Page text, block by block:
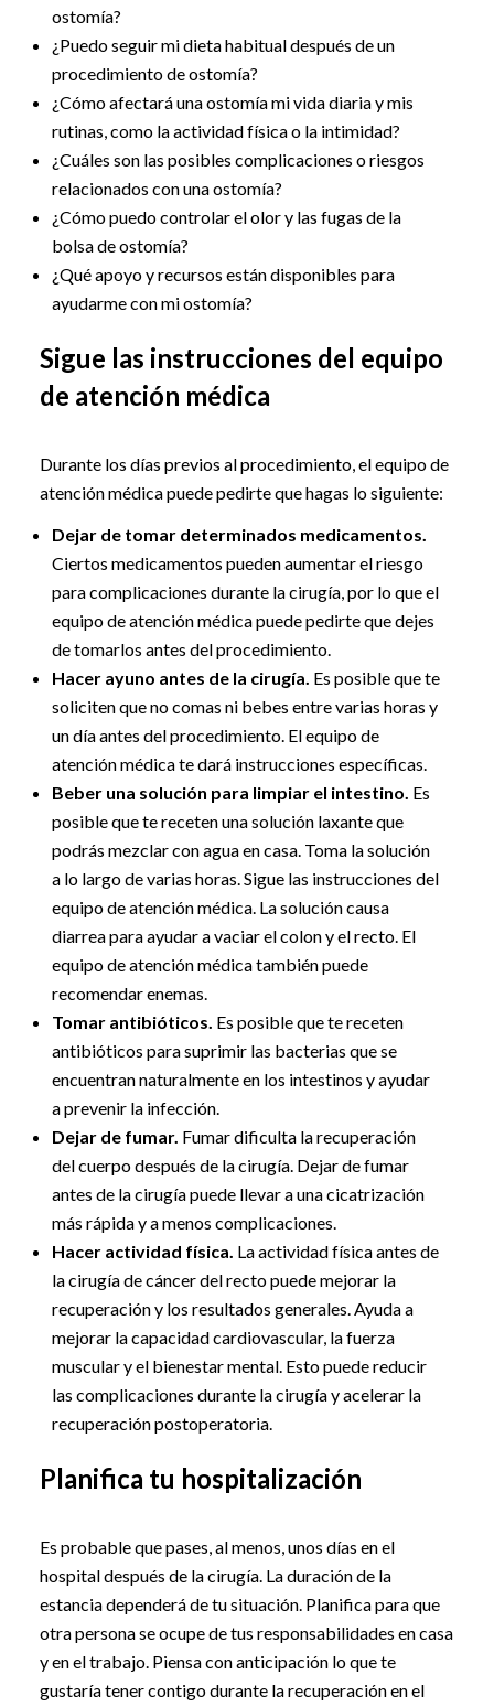
ostomía?
¿Puedo seguir mi dieta habitual después de un
procedimiento de ostomía?
¿Cómo afectará una ostomía mi vida diaria y mis
rutinas, como la actividad física o la intimidad?
¿Cuáles son las posibles complicaciones o riesgos
relacionados con una ostomía?
¿Cómo puedo controlar el olor y las fugas de la
bolsa de ostomía?
¿Qué apoyo y recursos están disponibles para
ayudarme con mi ostomía?
Sigue las instrucciones del equipo
de atención médica
Durante los días previos al procedimiento, el equipo de
atención médica puede pedirte que hagas lo siguiente:
Dejar de tomar determinados medicamentos.
Ciertos medicamentos pueden aumentar el riesgo
para complicaciones durante la cirugía, por lo que el
equipo de atención médica puede pedirte que dejes
de tomarlos antes del procedimiento.
Hacer ayuno antes de la cirugía. Es posible que te
soliciten que no comas ni bebes entre varias horas y
un día antes del procedimiento. El equipo de
atención médica te dará instrucciones específicas.
Beber una solución para limpiar el intestino. Es
posible que te receten una solución laxante que
podrás mezclar con agua en casa. Toma la solución
a lo largo de varias horas. Sigue las instrucciones del
equipo de atención médica. La solución causa
diarrea para ayudar a vaciar el colon y el recto. El
equipo de atención médica también puede
recomendar enemas.
Tomar antibióticos. Es posible que te receten
antibióticos para suprimir las bacterias que se
encuentran naturalmente en los intestinos y ayudar
a prevenir la infección.
Dejar de fumar. Fumar dificulta la recuperación
del cuerpo después de la cirugía. Dejar de fumar
antes de la cirugía puede llevar a una cicatrización
más rápida y a menos complicaciones.
Hacer actividad física. La actividad física antes de
la cirugía de cáncer del recto puede mejorar la
recuperación y los resultados generales. Ayuda a
mejorar la capacidad cardiovascular, la fuerza
muscular y el bienestar mental. Esto puede reducir
las complicaciones durante la cirugía y acelerar la
recuperación postoperatoria.
Planifica tu hospitalización
Es probable que pases, al menos, unos días en el
hospital después de la cirugía. La duración de la
estancia dependerá de tu situación. Planifica para que
otra persona se ocupe de tus responsabilidades en casa
y en el trabajo. Piensa con anticipación lo que te
gustaría tener contigo durante la recuperación en el